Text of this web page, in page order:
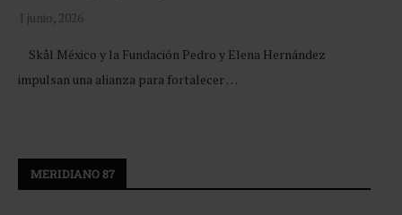
1 junio, 2026
Skål México y la Fundación Pedro y Elena Hernández
impulsan una alianza para fortalecer …
MERIDIANO 87